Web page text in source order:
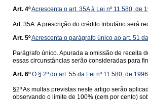
Art. 4ºAcrescenta o art. 35A à Lei nº 11.580, de
Art. 35A. A prescrição do crédito tributário será
Art. 5ºAcrescenta o parágrafo único ao art. 51
Parágrafo único. Apurada a omissão de receita
essas circunstâncias serão consideradas para
Art. 6º O § 2º do art. 55 da Lei nº 11.580, de 1996
§2º As multas previstas neste artigo serão
observando o limite de 100% (cem por cento)